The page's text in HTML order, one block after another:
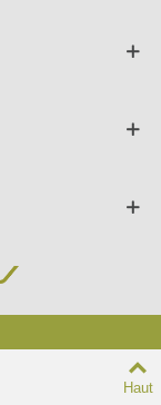
2025 Tous droits
Haut